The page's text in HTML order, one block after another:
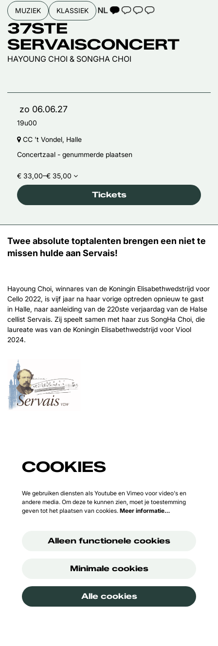
MUZIEK KLASSIEK TAALICOON 1
37STE
SERVAISCONCERT
HAYOUNG CHOI & SONGHA CHOI
zo 06.06.27
19u00
CC 't Vondel, Halle
Concertzaal - genummerde plaatsen
€ 33,00–€ 35,00
Tickets
Twee absolute toptalenten brengen een niet te
missen hulde aan Servais!
Hayoung Choi, winnares van de Koningin Elisabethwedstrijd voor
Cello 2022, is vijf jaar na haar vorige optreden opnieuw te gast
in Halle, naar aanleiding van de 220ste verjaardag van de Halse
cellist Servais. Zij speelt samen met haar zus SongHa Choi, die
laureate was van de Koningin Elisabethwedstrijd voor Viool
2024.
COOKIES
We gebruiken diensten als Youtube en Vimeo voor video's en
andere media. Om deze te kunnen zien, moet je toestemming
geven tot het plaatsen van cookies. Meer informatie…
Alleen functionele cookies
Minimale cookies
Alle cookies